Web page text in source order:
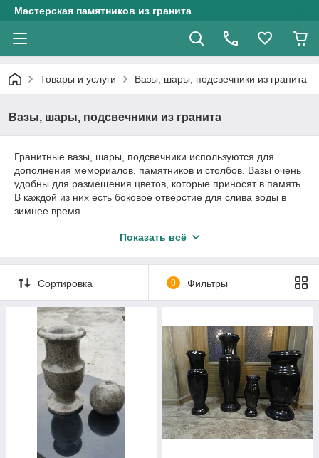
Мастерская памятников из гранита
Товары и услуги Вазы, шары, подсвечники из гранита
Вазы, шары, подсвечники из гранита
Гранитные вазы, шары, подсвечники используются для
дополнения мемориалов, памятников и столбов. Вазы очень
удобны для размещения цветов, которые приносят в память.
В каждой из них есть боковое отверстие для слива воды в
зимнее время.
памятником и дополняют его. Благодаря съемной верхней
близком.
Компания «Vip Memory» принимает индивидуальные заказы
на изготовление не только памятников из гранита, но и
дополнительных элементов для благоустройства и
облагораживания мест захоронения.
Показать всё
Сортировка 0 Фильтры